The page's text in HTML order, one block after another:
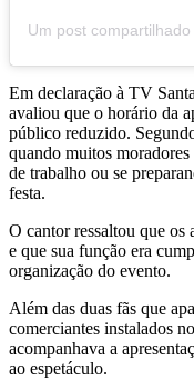
Em declaração à TV
avaliou que o horário da
público reduzido.
quando muitos
de trabalho ou se
festa.
O cantor ressaltou que os
e que sua função era
organização do evento.
Além das duas fãs que
comerciantes instalados
acompanhava a
ao espetáculo.